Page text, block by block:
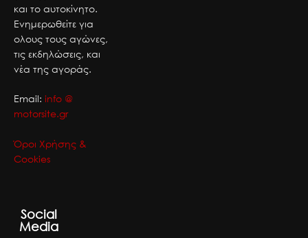
και το αυτοκίνητο.
Ενημερωθείτε για
ολους τους αγώνες,
τις εκδηλώσεις, και
νέα της αγοράς.
Email: info @
motorsite.gr
Όροι Χρήσης &
Cookies
Social
Media